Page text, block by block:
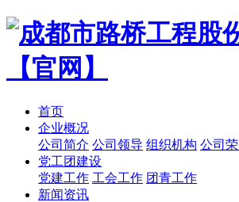
首页
企业概况
公司简介 公司领导 组织机构 公司
党工团建设
党建工作 工会工作 团青工作
新闻资讯